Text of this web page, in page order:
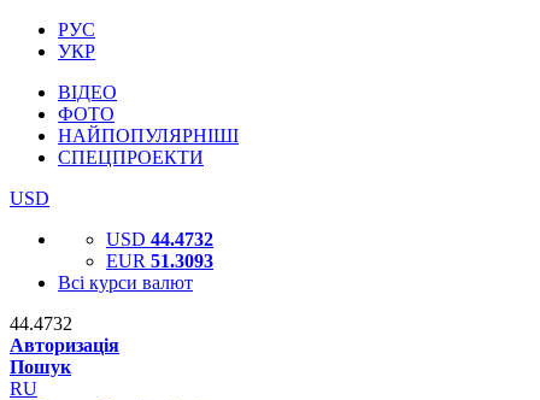
РУС
УКР
ВІДЕО
ФОТО
НАЙПОПУЛЯРНІШІ
СПЕЦПРОЕКТИ
USD
USD 44.4732
EUR 51.3093
Всі курси валют
44.4732
Авторизація
Пошук
RU